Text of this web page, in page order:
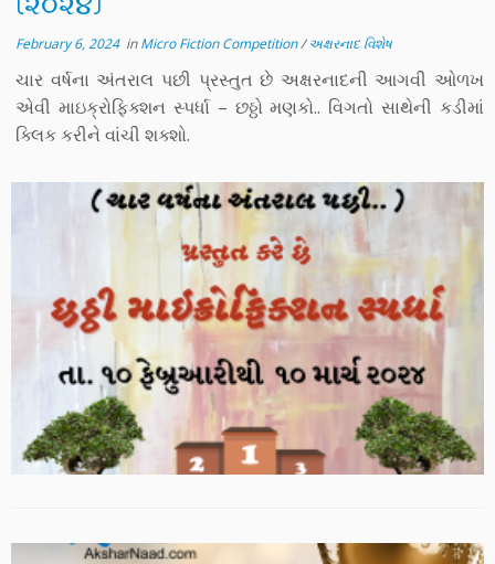
February 6, 2024inMicro Fiction Competition/અક્ષરનાદ વિશેષ
ચાર વર્ષના અંતરાલ પછી પ્રસ્તુત છે અક્ષરનાદની આગવી ઓળખ
એવી માઇક્રોફિક્શન સ્પર્ધા – છઠ્ઠો મણકો.. વિગતો સાથેની કડીમાં
ક્લિક કરીને વાંચી શક્શો.